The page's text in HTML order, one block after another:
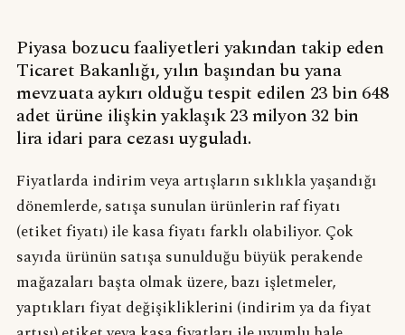
Piyasa bozucu faaliyetleri yakından takip eden
Ticaret Bakanlığı, yılın başından bu yana
mevzuata aykırı olduğu tespit edilen 23 bin 648
adet ürüne ilişkin yaklaşık 23 milyon 32 bin
lira idari para cezası uyguladı.
Fiyatlarda indirim veya artışların sıklıkla yaşandığı
dönemlerde, satışa sunulan ürünlerin raf fiyatı
(etiket fiyatı) ile kasa fiyatı farklı olabiliyor. Çok
sayıda ürünün satışa sunulduğu büyük perakende
mağazaları başta olmak üzere, bazı işletmeler,
yaptıkları fiyat değişikliklerini (indirim ya da fiyat